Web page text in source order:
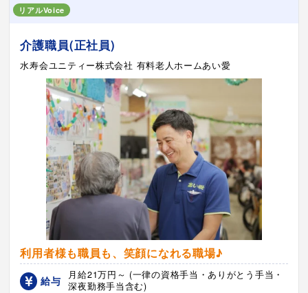
リアルVoice
介護職員(正社員)
水寿会ユニティー株式会社 有料老人ホームあい愛
利用者様も職員も、笑顔になれる職場♪
給与
月給21万円～ (一律の資格手当・ありがとう手当・
深夜勤務手当含む)